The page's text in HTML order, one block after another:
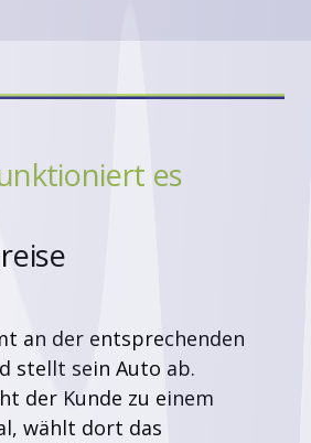
es
an der entsprechenden
stellt sein Auto ab.
der Kunde zu einem
wählt dort das